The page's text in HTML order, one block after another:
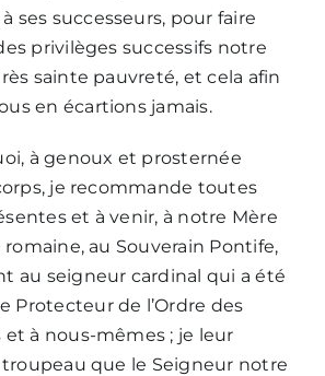
ses successeurs, pour faire
privilèges successifs notre
sainte pauvreté, et cela afin
en écartions jamais.
à genoux et prosternée
je recommande toutes
et à venir, à notre Mère
romaine, au Souverain Pontife,
au seigneur cardinal qui a été
Protecteur de l’Ordre des
et à nous-mêmes ; je leur
que le Seigneur notre